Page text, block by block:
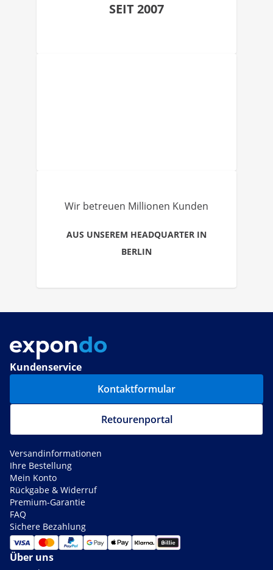
SEIT 2007
Wir betreuen Millionen Kunden
AUS UNSEREM HEADQUARTER IN
BERLIN
Kundenservice
Kontaktformular
Retourenportal
Versandinformationen
Ihre Bestellung
Mein Konto
Rückgabe & Widerruf
Premium-Garantie
FAQ
Sichere Bezahlung
Über uns